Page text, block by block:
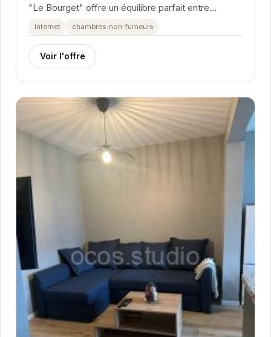
"Le Bourget" offre un équilibre parfait entre
tranquillité et proximité des attractions...
internet chambres-non-fumeurs
Voir l'offre